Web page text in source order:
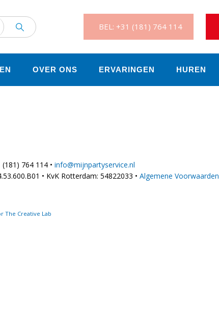
BEL: +31 (181) 764 114
OVER ONS ERVARINGEN HUREN
764 114 • info@mijnpartyservice.nl
• KvK Rotterdam: 54822033 • Algemene Voorwaarden
The Creative Lab